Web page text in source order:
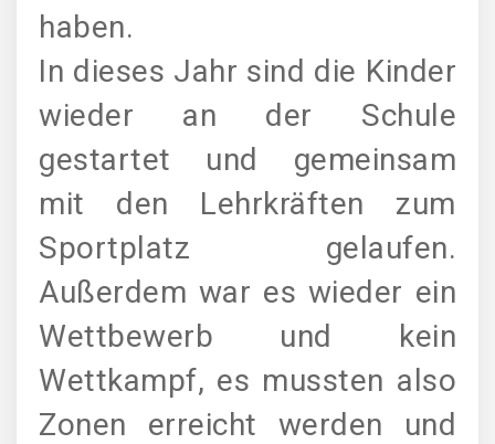
haben.
In dieses Jahr sind die Kinder
wieder an der Schule
gestartet und gemeinsam
mit den Lehrkräften zum
Sportplatz gelaufen.
Außerdem war es wieder ein
Wettbewerb und kein
Wettkampf, es mussten also
Zonen erreicht werden und